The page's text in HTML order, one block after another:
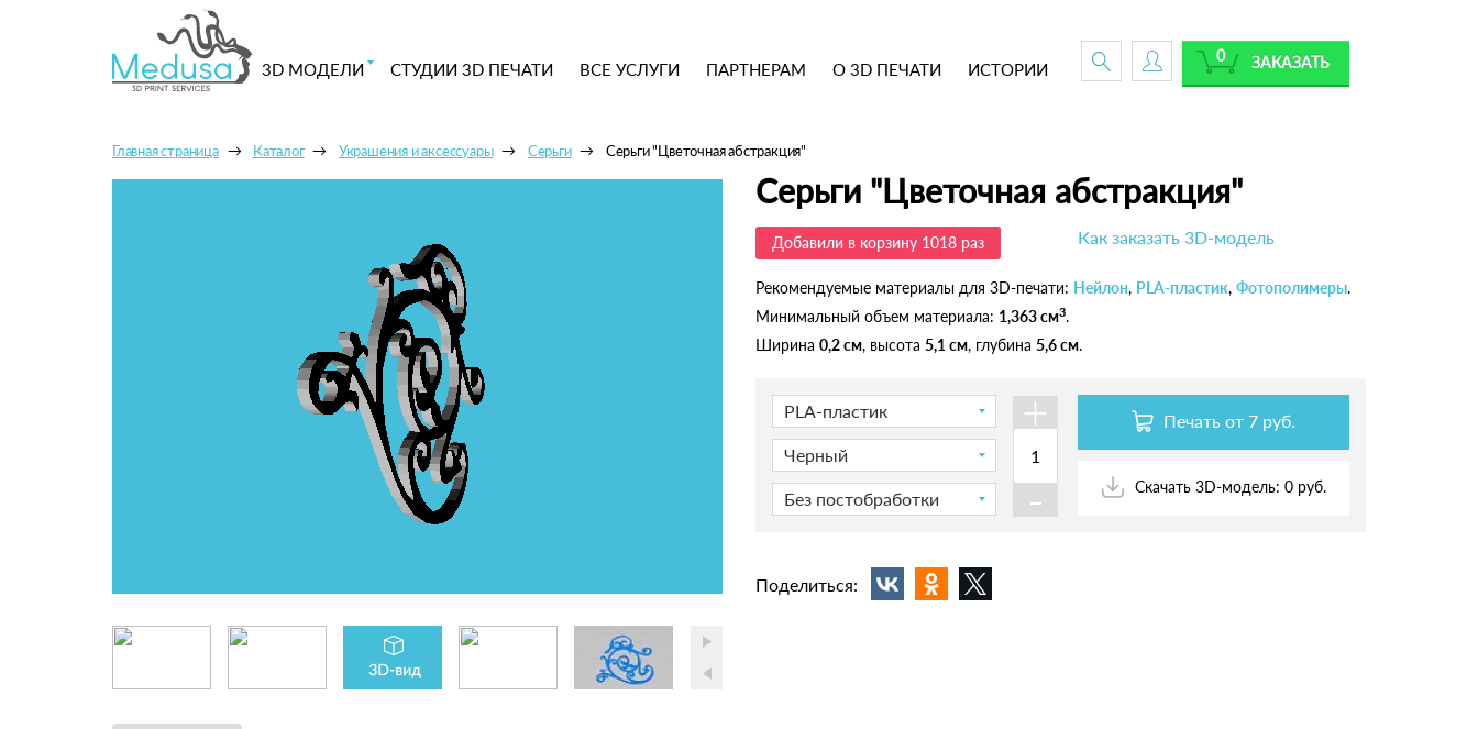
3D МОДЕЛИ СТУДИИ 3D ПЕЧАТИ ВСЕ УСЛУГИ ПАРТНЕРАМ О 3D ПЕЧАТИ ИСТОРИИ ЗАКАЗАТЬ
0
Главная страница Каталог Украшения и аксессуары Серьги Серьги "Цветочная абстракция"
Серьги "Цветочная абстракция"
Добавили в корзину 1018 раз Как заказать 3D-модель
Рекомендуемые материалы для 3D-печати: Нейлон, PLA-пластик, Фотополимеры.
Минимальный объем материала: 1,363 см3.
Ширина 0,2 см, высота 5,1 см, глубина 5,6 см.
PLA-пластик
Черный
Без постобработки
+
-
Печать от 7 руб.
Скачать 3D-модель: 0 руб.
Поделиться: